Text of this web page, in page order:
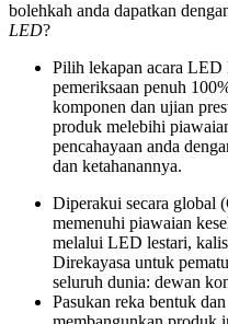
bolehkah anda dapatkan
LED?
Pilih lekapan acara
pemeriksaan penuh
komponen dan ujian
produk melebihi
pencahayaan anda
dan ketahanannya.
Diperakui secara global
memenuhi piawaian
melalui LED lestari,
Direkayasa untuk
seluruh dunia: dewan
Pasukan reka bentuk